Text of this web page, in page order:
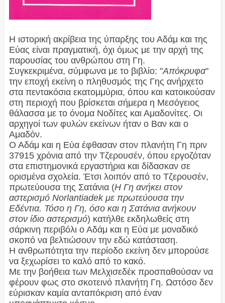
Η ιστορική ακρίβεια της ύπαρξης του Αδάμ και της
Εύας είναι πραγματική, όχι όμως με την αρχή της
παρουσίας του ανθρώπου στη Γη.
Συγκεκριμένα, σύμφωνα με το βιβλίο: "Απόκρυφα"
την εποχή εκείνη ο πληθυσμός της Γης ανήρχετο
στα πεντακόσια εκατομμύρια, όπου και κατοικούσαν
στη περιοχή που βρίσκεται σήμερα η Μεσόγειος
θάλασσα με το όνομα Νοδίτες και Αμαδονίτες. Οι
αρχηγοί των φυλών εκείνων ήταν ο Βαν και ο
Αμαδόν.
Ο Αδάμ και η Εύα έφθασαν στον πλανήτη Γη πριν
37915 χρόνια από την Τζερουσέν, όπου εργοζόταν
στα επιστημονικά εργαστήρια και δίδασκαν σε
ορισμένα σχολεία. Έτσι λοιπόν από το Τζερουσέν,
πρωτεύουσα της Σατάνια (Η Γη ανήκει στον
αστερισμό Norlantiadek με πρωτεύουσα την
Εδέντια. Τόσο η Γη, όσο και η Σατάνια ανήκουν
στον ίδιο αστερισμό) κατήλθε εκδηλωθείς στη
σάρκινη περιβόλι ο Αδάμ και η Εύα με μοναδικό
σκοπό να βελτιώσουν την εδώ κατάσταση.
Η ανθρωπότητα την περίοδο εκείνη δεν μπορούσε
να ξεχωρίσει το καλό από το κακό.
Με την βοήθεια των Μελχισεδέκ προσπαθούσαν να
φέρουν φως στο σκοτεινό πλανήτη Γη. Ωστόσο δεν
εύρισκαν καμία ανταπόκριση από έναν